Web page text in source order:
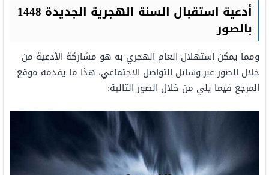
أدعية استقبال السنة الهجرية الجديدة 1448
بالصور
ومما يمكن استهلال العام الهجري به هو مشاركة الأدعية من
خلال الصور عبر وسائل التواصل الاجتماعي، هذا ما يقدمه موقع
المرجع فيما يلي من خلال الصور التالية: